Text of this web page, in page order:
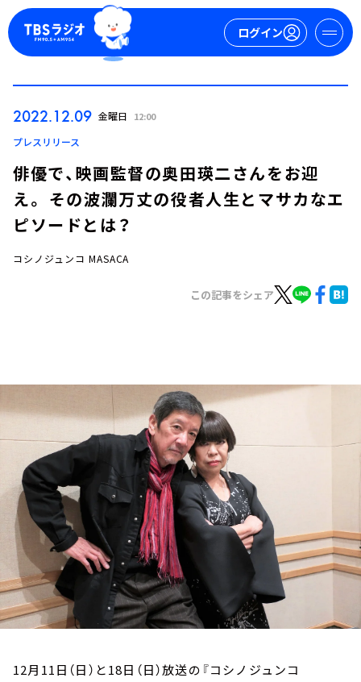
ログイン
イベント・グッズ
YouTube
会社情報
2022.12.09 金曜日 12:00
プレスリリース
俳優で、映画監督の奥田瑛二さんをお迎
え。 その波瀾万丈の役者人生とマサカなエ
ピソードとは？
コシノジュンコ MASACA
この記事をシェア
12月11日（日）と18日（日）放送の『コシノジュンコ